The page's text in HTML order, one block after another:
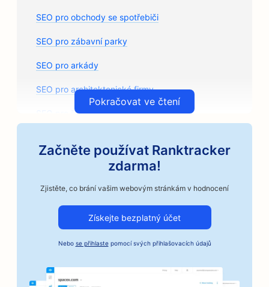
SEO pro obchody se spotřebiči
SEO pro zábavní parky
SEO pro arkády
SEO pro architektonické firmy
SEO pro řemeslné pražírny kávy
SEO pro autoservisy
SEO pro autoservisy
SEO pro automobilové firmy
SEO pro pekárny
Pokračovat ve čtení
Začněte používat Ranktracker
zdarma!
Zjistěte, co brání vašim webovým stránkám v hodnocení
Získejte bezplatný účet
Nebo se přihlastepomocí svých přihlašovacích údajů